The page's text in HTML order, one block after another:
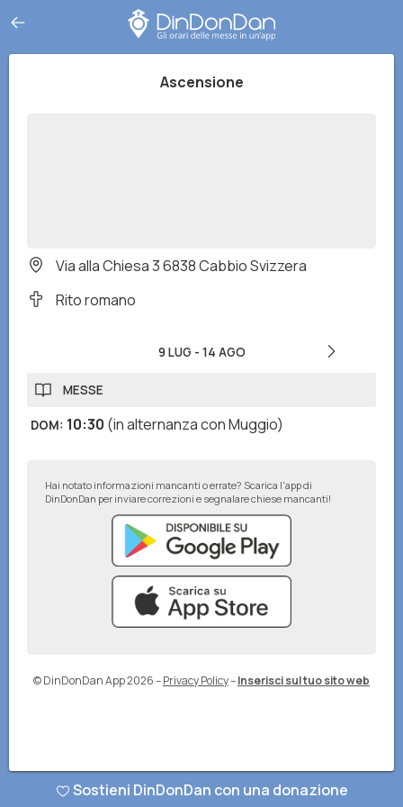
Ascensione
Via alla Chiesa 3 6838 Cabbio Svizzera
Rito romano
9 LUG - 14 AGO
MESSE
DOM: 10:30 (in alternanza con Muggio)
Hai notato informazioni mancanti o errate? Scarica l'app di
DinDonDan per inviare correzioni e segnalare chiese mancanti!
© DinDonDan App 2026–Privacy Policy–Inserisci sul tuo sito web
Sostieni DinDonDan con una donazione